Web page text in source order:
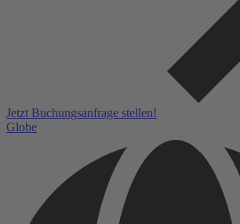
Jetzt Buchungsanfrage stellen!
Globe